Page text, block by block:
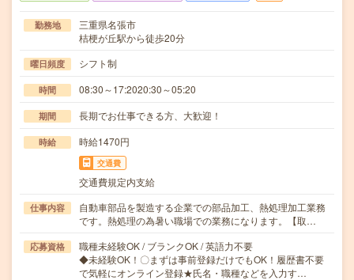
勤務地
三重県名張市
桔梗が丘駅から徒歩20分
曜日頻度 シフト制
時間 08:30～17:2020:30～05:20
期間 長期でお仕事できる方、大歓迎！
時給 時給1470円
交通費
交通費規定内支給
仕事内容
自動車部品を製造する企業での部品加工、熱処理加工業務
です。熱処理の為暑い職場での業務になります。【取…
応募資格
職種未経験OK / ブランクOK / 英語力不要
◆未経験OK！〇まずは事前登録だけでもOK！履歴書不要
で気軽にオンライン登録★氏名・職種などを入力す…